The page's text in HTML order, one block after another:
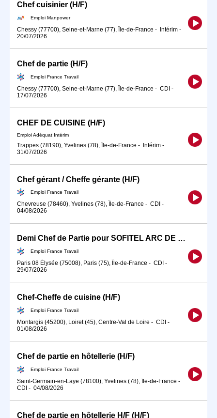
Chef cuisinier (H/F)
Emploi Manpower
Chessy (77700), Seine-et-Marne (77), Île-de-France - Intérim -
20/07/2026
Chef de partie (H/F)
Emploi France Travail
Chessy (77700), Seine-et-Marne (77), Île-de-France - CDI -
17/07/2026
CHEF DE CUISINE (H/F)
Emploi Adéquat Intérim
Trappes (78190), Yvelines (78), Île-de-France - Intérim -
31/07/2026
Chef gérant / Cheffe gérante (H/F)
Emploi France Travail
Chevreuse (78460), Yvelines (78), Île-de-France - CDI -
04/08/2026
Demi Chef de Partie pour SOFITEL ARC DE TRIOMPHE (H/F)
Emploi France Travail
Paris 08 Élysée (75008), Paris (75), Île-de-France - CDI -
29/07/2026
Chef-Cheffe de cuisine (H/F)
Emploi France Travail
Montargis (45200), Loiret (45), Centre-Val de Loire - CDI -
01/08/2026
Chef de partie en hôtellerie (H/F)
Emploi France Travail
Saint-Germain-en-Laye (78100), Yvelines (78), Île-de-France -
CDI - 04/08/2026
Chef de partie en hôtellerie H/F (H/F)